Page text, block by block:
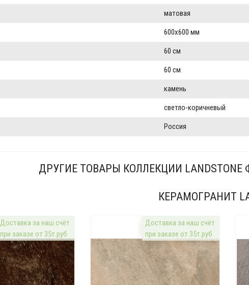
матовая
600x600 мм
60 см
60 см
камень
светло-коричневый
Россия
ДРУГИЕ ТОВАРЫ КОЛЛЕКЦИИ LANDSTONE
КЕРАМОГРАНИТ
Доставка за наш счёт
при заказе от 35т.руб
Доставка за наш счёт
при заказе от 35т.руб